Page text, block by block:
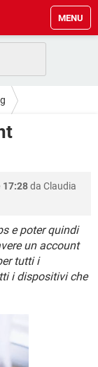
MENU
17:28da Claudia
e poter quindi
un account
tutti i
i dispositivi che